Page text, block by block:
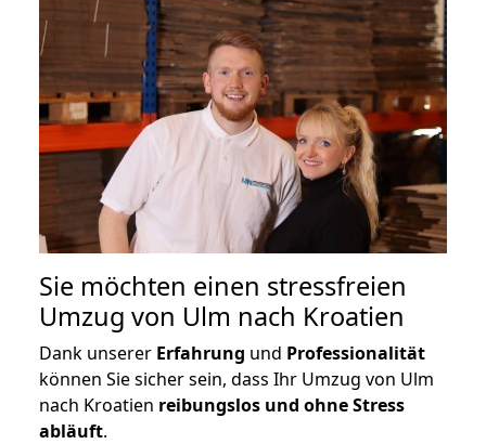
Sie möchten einen stressfreien
Umzug von Ulm nach Kroatien
Dank unserer Erfahrung und Professionalität
können Sie sicher sein, dass Ihr Umzug von Ulm
nach Kroatien reibungslos und ohne Stress
abläuft.